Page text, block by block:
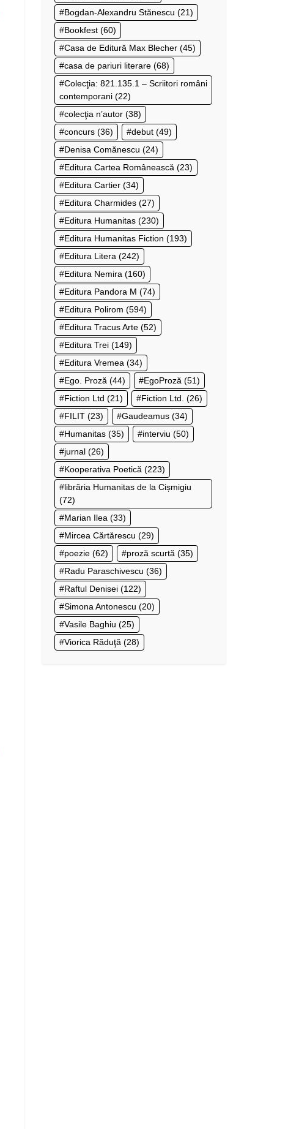
Bogdan-Alexandru Stănescu (21)
Bookfest (60)
Casa de Editură Max Blecher (45)
casa de pariuri literare (68)
Colecţia: 821.135.1 – Scriitori români
contemporani (22)
colecţia n’autor (38)
concurs (36) debut (49)
Denisa Comănescu (24)
Editura Cartea Românească (23)
Editura Cartier (34)
Editura Charmides (27)
Editura Humanitas (230)
Editura Humanitas Fiction (193)
Editura Litera (242)
Editura Nemira (160)
Editura Pandora M (74)
Editura Polirom (594)
Editura Tracus Arte (52)
Editura Trei (149)
Editura Vremea (34)
Ego. Proză (44) EgoProză (51)
Fiction Ltd (21) Fiction Ltd. (26)
FILIT (23) Gaudeamus (34)
Humanitas (35) interviu (50)
jurnal (26)
Kooperativa Poetică (223)
librăria Humanitas de la Cișmigiu
(72)
Marian Ilea (33)
Mircea Cărtărescu (29)
poezie (62) proză scurtă (35)
Radu Paraschivescu (36)
Raftul Denisei (122)
Simona Antonescu (20)
Vasile Baghiu (25)
Viorica Răduţă (28)